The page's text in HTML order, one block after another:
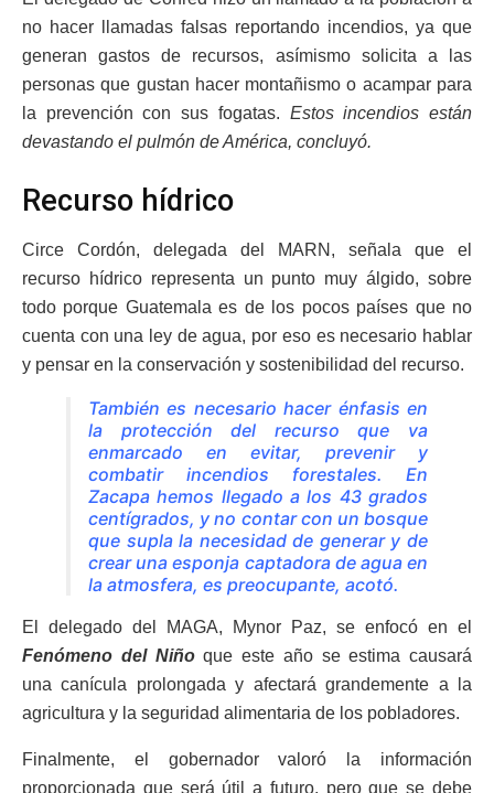
no hacer llamadas falsas reportando incendios, ya que
generan gastos de recursos, asímismo solicita a las
personas que gustan hacer montañismo o acampar para
la prevención con sus fogatas. Estos incendios están
devastando el pulmón de América, concluyó.
Recurso hídrico
Circe Cordón, delegada del MARN, señala que el
recurso hídrico representa un punto muy álgido, sobre
todo porque Guatemala es de los pocos países que no
cuenta con una ley de agua, por eso es necesario hablar
y pensar en la conservación y sostenibilidad del recurso.
También es necesario hacer énfasis en
la protección del recurso que va
enmarcado en evitar, prevenir y
combatir incendios forestales. En
Zacapa hemos llegado a los 43 grados
centígrados, y no contar con un bosque
que supla la necesidad de generar y de
crear una esponja captadora de agua en
la atmosfera, es preocupante, acotó.
El delegado del MAGA, Mynor Paz, se enfocó en el
Fenómeno del Niño que este año se estima causará
una canícula prolongada y afectará grandemente a la
agricultura y la seguridad alimentaria de los pobladores.
Finalmente, el gobernador valoró la información
proporcionada que será útil a futuro, pero que se debe